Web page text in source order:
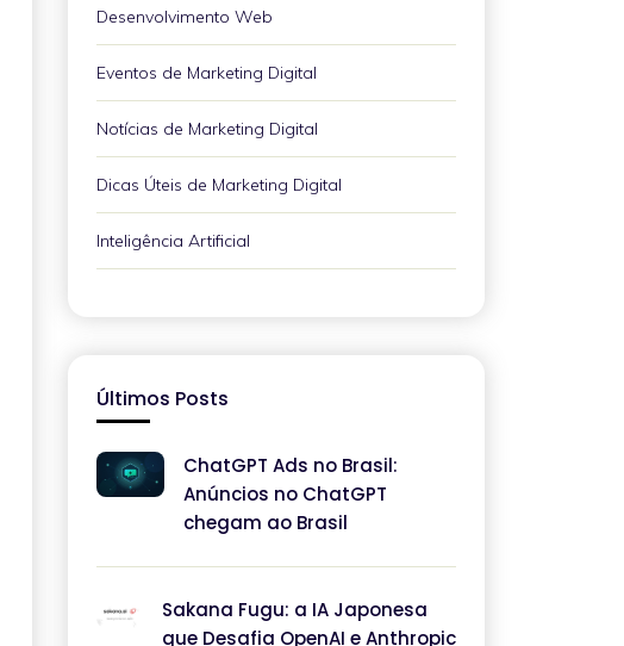
Desenvolvimento Web
Eventos de Marketing Digital
Notícias de Marketing Digital
Dicas Úteis de Marketing Digital
Inteligência Artificial
Últimos Posts
ChatGPT Ads no Brasil:
Anúncios no ChatGPT
chegam ao Brasil
Sakana Fugu: a IA Japonesa
que Desafia OpenAI e Anthropic